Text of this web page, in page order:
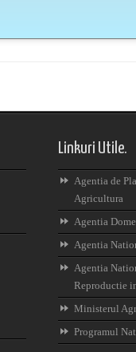
Linkuri Utile.
Agentia de
Agricultura
Agentia
Agentia
Agentia
Reproductie
Ministerul
Programul